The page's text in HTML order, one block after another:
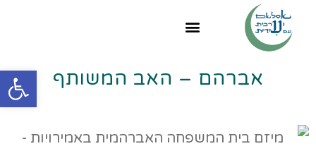
אברהם – האב המשותף